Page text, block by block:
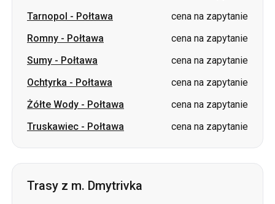
Tarnopol - Połtawa
cena na zapytanie
Romny - Połtawa
cena na zapytanie
Sumy - Połtawa
cena na zapytanie
Ochtyrka - Połtawa
cena na zapytanie
Żółte Wody - Połtawa
cena na zapytanie
Truskawiec - Połtawa cena na zapytanie
Trasy z m. Dmytrivka